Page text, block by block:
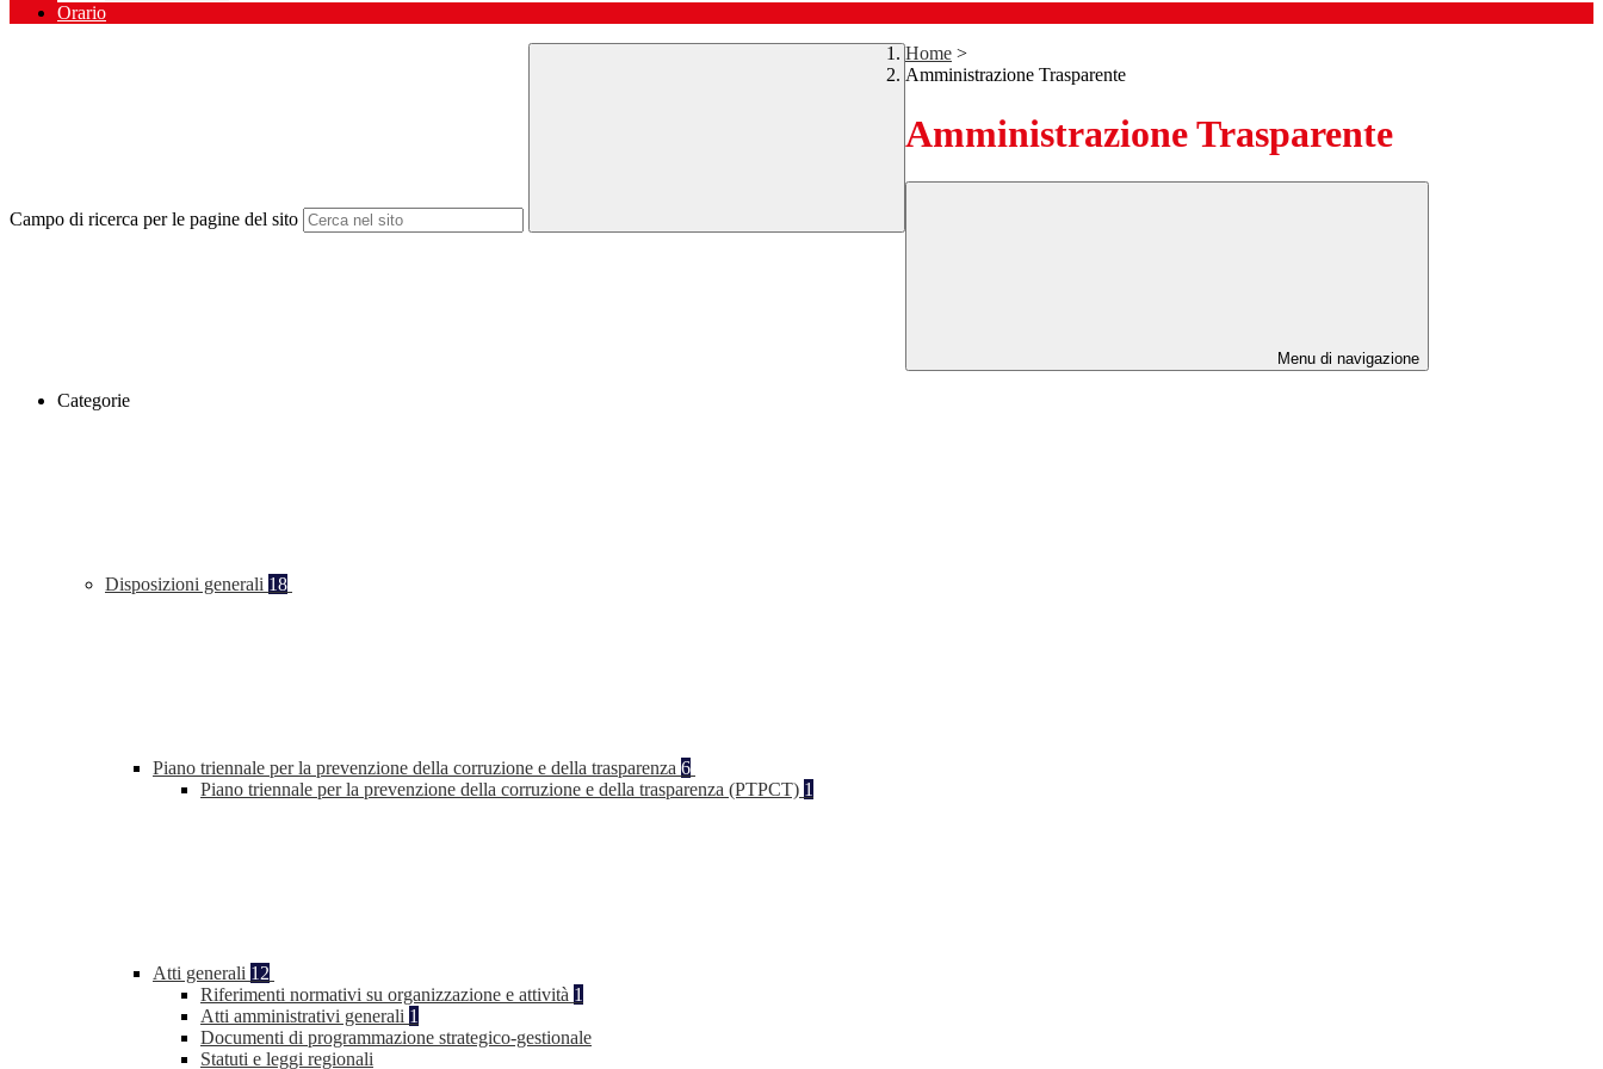
Orario
Campo di ricerca per le pagine del sito
Home >
Amministrazione Trasparente
Amministrazione Trasparente
Menu di navigazione
Categorie
Disposizioni generali 18
Piano triennale per la prevenzione della corruzione e della trasparenza 6
Piano triennale per la prevenzione della corruzione e della trasparenza (PTPCT) 1
Atti generali 12
Riferimenti normativi su organizzazione e attività 1
Atti amministrativi generali 1
Documenti di programmazione strategico-gestionale
Statuti e leggi regionali